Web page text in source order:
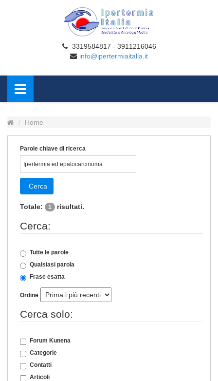
3319584817 - 3911216046
info@ipertermiaitalia.it
Home
Parole chiave di ricerca
Cerca
Totale: 1 risultati.
Cerca:
Tutte le parole
Qualsiasi parola
Frase esatta
Ordine
Cerca solo:
Forum Kunena
Categorie
Contatti
Articoli